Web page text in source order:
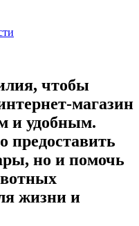
чтобы
магазин
и удобным.
предоставить
но и помочь
жизни и